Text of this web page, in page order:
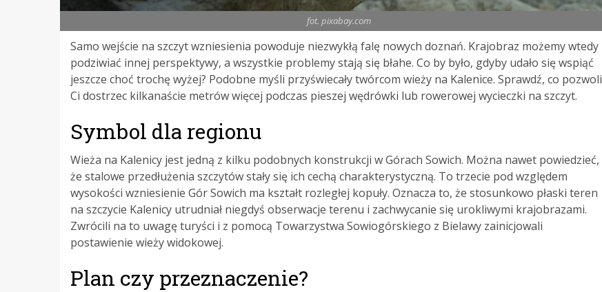
fot. pixabay.com
Samo wejście na szczyt wzniesienia powoduje niezwykłą falę nowych doznań. Krajobraz możemy wtedy
podziwiać innej perspektywy, a wszystkie problemy stają się błahe. Co by było, gdyby udało się wspiąć
jeszcze choć trochę wyżej? Podobne myśli przyświecały twórcom wieży na Kalenice. Sprawdź, co pozwoli
Ci dostrzec kilkanaście metrów więcej podczas pieszej wędrówki lub rowerowej wycieczki na szczyt.
Symbol dla regionu
Wieża na Kalenicy jest jedną z kilku podobnych konstrukcji w Górach Sowich. Można nawet powiedzieć,
że stalowe przedłużenia szczytów stały się ich cechą charakterystyczną. To trzecie pod względem
wysokości wzniesienie Gór Sowich ma kształt rozległej kopuły. Oznacza to, że stosunkowo płaski teren
na szczycie Kalenicy utrudniał niegdyś obserwacje terenu i zachwycanie się urokliwymi krajobrazami.
Zwrócili na to uwagę turyści i z pomocą Towarzystwa Sowiogórskiego z Bielawy zainicjowali
postawienie wieży widokowej.
Plan czy przeznaczenie?